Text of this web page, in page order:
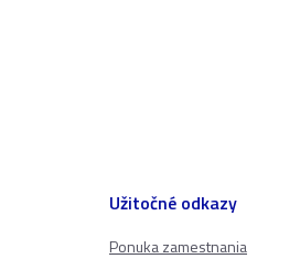
Užitočné odkazy
Ponuka zamestnania